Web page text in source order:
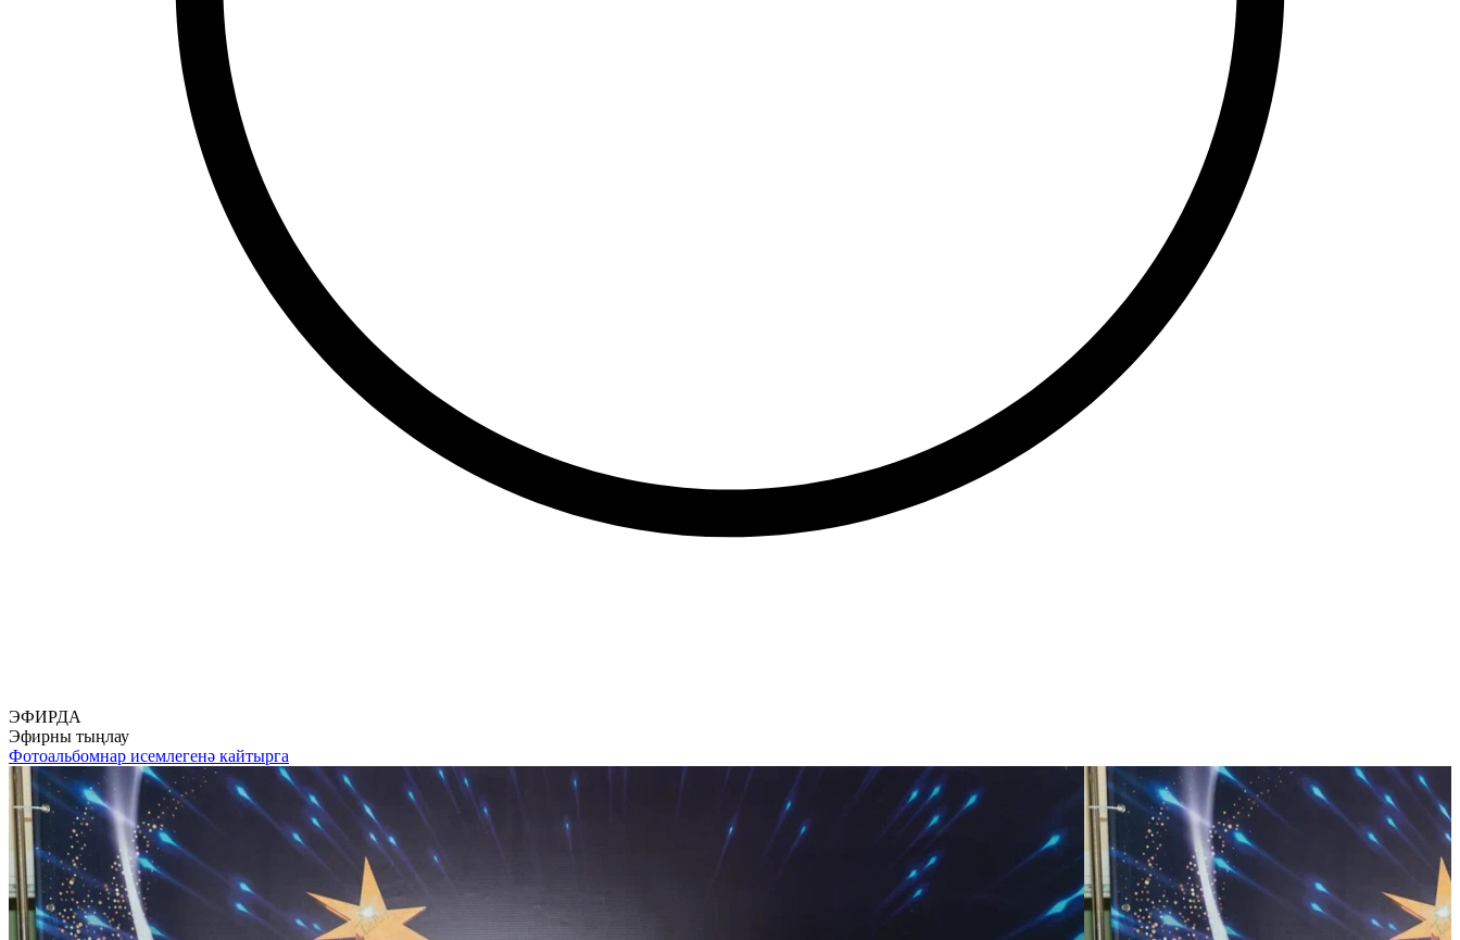
ЭФИРДА
Эфирны тыңлау
Фотоальбомнар исемлегенә кайтырга